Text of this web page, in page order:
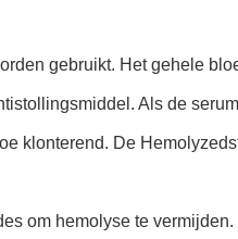
gebruikt. Het gehele
Als de
klonterend. De
om hemolyse te vermijden.